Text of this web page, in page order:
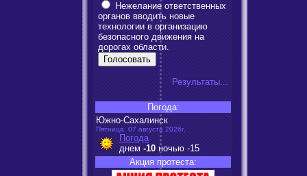
Нежелание ответственных
органов вводить новые
технологии в организацию
безопасного движения на
дорогах области.
Результаты...
Погода:
Южно-Сахалинск
Пятница, 07 августа 2026г.
Погода
днем -10 ночью -15
Акция протеста: